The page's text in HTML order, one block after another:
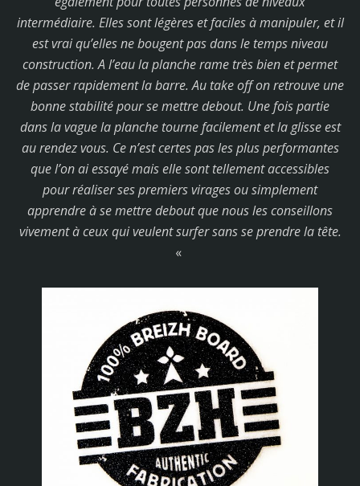
intermédiaire. Elles sont légères et faciles à manipuler, et il
est vrai qu’elles ne bougent pas dans le temps niveau
construction. A l’eau la planche rame très bien et permet
de passer rapidement la barre. Au take off on retrouve une
bonne stabilité pour se mettre debout. Une fois partie
dans la vague la planche tourne facilement et la glisse est
au rendez vous. Ce n’est certes pas les plus performantes
que l’on ai essayé mais elle sont tellement accessibles
pour réaliser ses premiers virages ou simplement
apprendre à se mettre debout que nous les conseillons
vivement à ceux qui veulent surfer sans se prendre la tête.
«